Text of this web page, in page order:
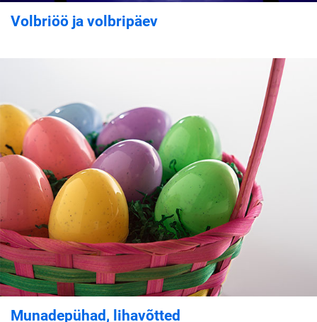
Volbriöö ja volbripäev
Munadepühad, lihavõtted